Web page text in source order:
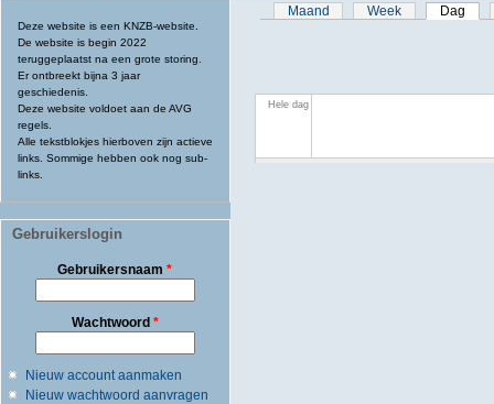
Deze website is een KNZB-website.
De website is begin 2022
teruggeplaatst na een grote storing.
Er ontbreekt bijna 3 jaar
geschiedenis.
Deze website voldoet aan de AVG
regels.
Alle tekstblokjes hierboven zijn actieve
links. Sommige hebben ook nog sub-
links.
Gebruikerslogin
Gebruikersnaam*
Wachtwoord *
Nieuw account aanmaken
Nieuw wachtwoord aanvragen
Primaire tabs
Maand Week Dag
Hele dag